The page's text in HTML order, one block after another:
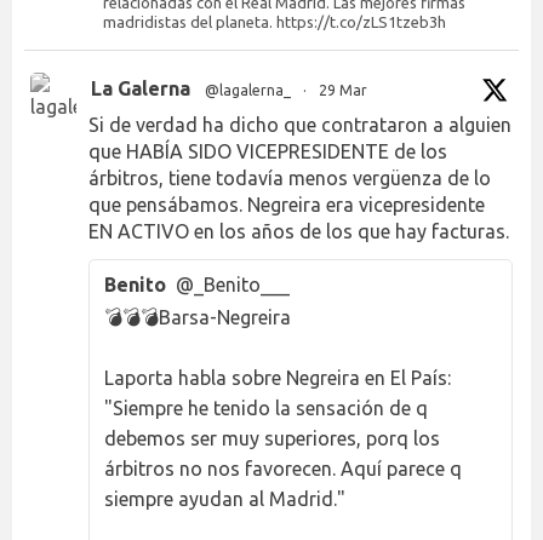
madridistas del planeta. https://t.co/zLS1tzeb3h
La Galerna @lagalerna_ · 29 Mar
Si de verdad ha dicho que contrataron a alguien
que HABÍA SIDO VICEPRESIDENTE de los
árbitros, tiene todavía menos vergüenza de lo
que pensábamos. Negreira era vicepresidente
EN ACTIVO en los años de los que hay facturas.
Benito @_Benito___
💣💣💣Barsa-Negreira
Laporta habla sobre Negreira en El País:
"Siempre he tenido la sensación de q
debemos ser muy superiores, porq los
árbitros no nos favorecen. Aquí parece q
siempre ayudan al Madrid."